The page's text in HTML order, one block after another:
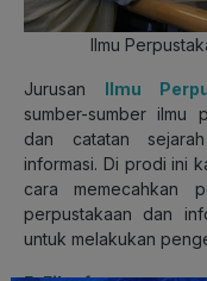
Ilmu
Jurusan Ilmu
sumber-sumber ilmu
dan catatan
informasi. Di prodi ini
cara memecahkan
perpustakaan dan
untuk melakukan